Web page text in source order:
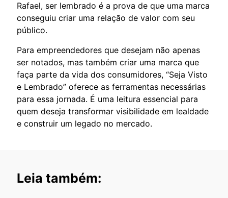
Rafael, ser lembrado é a prova de que uma marca
conseguiu criar uma relação de valor com seu
público.
Para empreendedores que desejam não apenas
ser notados, mas também criar uma marca que
faça parte da vida dos consumidores, “Seja Visto
e Lembrado” oferece as ferramentas necessárias
para essa jornada. É uma leitura essencial para
quem deseja transformar visibilidade em lealdade
e construir um legado no mercado.
Leia também: